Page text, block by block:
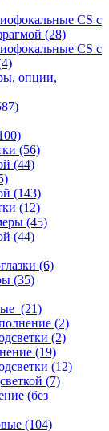
CS c
(28)
CS c
опции,
(56)
(44)
(143)
(12)
(45)
(44)
(6)
(35)
(21)
(2)
(2)
(19)
(12)
(7)
(без
(104)